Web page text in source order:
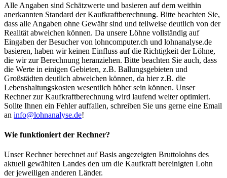
Alle Angaben sind Schätzwerte und basieren auf dem weithin
anerkannten Standard der Kaufkraftberechnung. Bitte beachten Sie,
dass alle Angaben ohne Gewähr sind und teilweise deutlich von der
Realität abweichen können. Da unsere Löhne vollständig auf
Eingaben der Besucher von lohncomputer.ch und lohnanalyse.de
basieren, haben wir keinen Einfluss auf die Richtigkeit der Löhne,
die wir zur Berechnung heranziehen. Bitte beachten Sie auch, dass
die Werte in einigen Gebieten, z.B. Ballungsgebieten und
Großstädten deutlich abweichen können, da hier z.B. die
Lebenshaltungskosten wesentlich höher sein können. Unser
Rechner zur Kaufkraftberechnung wird laufend weiter optimiert.
Sollte Ihnen ein Fehler auffallen, schreiben Sie uns gerne eine Email
an info@lohnanalyse.de!
Wie funktioniert der Rechner?
Unser Rechner berechnet auf Basis angezeigten Bruttolohns des
aktuell gewählten Landes den um die Kaufkraft bereinigten Lohn
der jeweiligen anderen Länder.